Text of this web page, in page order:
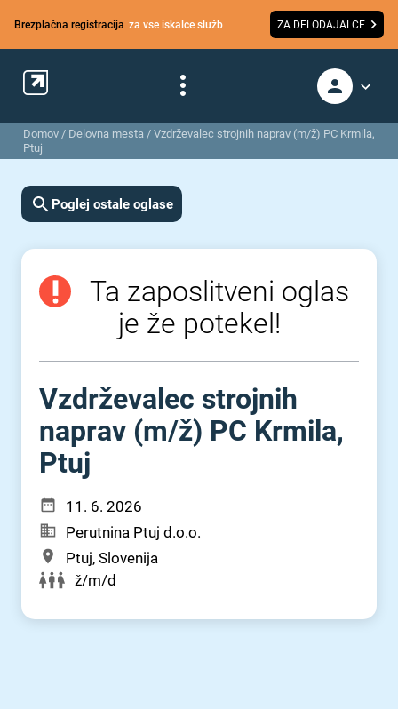
Brezplačna registracija za vse iskalce služb ZA DELODAJALCE
Domov / Delovna mesta / Vzdrževalec strojnih naprav (m/ž) PC Krmila,
Ptuj
Poglej ostale oglase
Ta zaposlitveni oglas
je že potekel!
Vzdrževalec strojnih
naprav (m⁠/⁠ž) PC Krmila,
Ptuj
11. 6. 2026
Perutnina Ptuj d.o.o.
Ptuj, Slovenija
ž/m/d